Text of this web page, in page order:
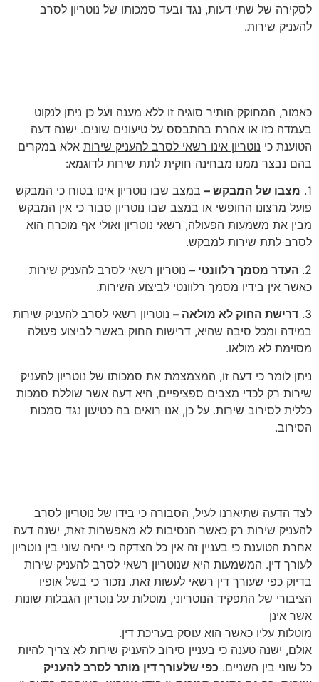
לסקירה של שתי דעות, נגד ובעד סמכותו של נוטריון לסרב
להעניק שירות.
כאמור, המחוקק הותיר סוגיה זו ללא מענה ועל כן ניתן לנקוט
בעמדה כזו או אחרת בהתבסס על טיעונים שונים. ישנה דעה
הטוענת כי נוטריון אינו רשאי לסרב להעניק שירות אלא במקרים
בהם נבצר ממנו מבחינה חוקית לתת שירות לדוגמא:
1. מצבו של המבקש – במצב שבו נוטריון אינו בטוח כי המבקש
פועל מרצונו החופשי או במצב שבו נוטריון סבור כי אין המבקש
מבין את משמעות הפעולה, רשאי נוטריון ואולי אף מוכרח הוא
לסרב לתת שירות למבקש.
2. העדר מסמך רלוונטי – נוטריון רשאי לסרב להעניק שירות
כאשר אין בידיו מסמך רלוונטי לביצוע השירות.
3. דרישת החוק לא מולאה – נוטריון רשאי לסרב להעניק שירות
במידה ומכל סיבה שהיא, דרישות החוק באשר לביצוע פעולה
מסוימת לא מולאו.
ניתן לומר כי דעה זו, המצמצמת את סמכותו של נוטריון להעניק
שירות רק לכדי מצבים ספציפיים, היא דעה אשר שוללת סמכות
כללית לסירוב שירות. על כן, אנו רואים בה כטיעון נגד סמכות
הסירוב.
לצד הדעה שתיארנו לעיל, הסבורה כי בידו של נוטריון לסרב
להעניק שירות רק כאשר הנסיבות לא מאפשרות זאת, ישנה דעה
אחרת הטוענת כי בעניין זה אין כל הצדקה כי יהיה שוני בין נוטריון
לעורך דין. המשמעות היא שנוטריון רשאי לסרב להעניק שירות
בדיוק כפי שעורך דין רשאי לעשות זאת. נזכור כי בשל אופיו
הציבורי של התפקיד הנוטריוני, מוטלות על נוטריון הגבלות שונות
אשר אינן
מוטלות עליו כאשר הוא עוסק בעריכת דין.
אולם, ישנה טענה כי בעניין סירוב להעניק שירות לא צריך להיות
כל שוני בין השניים. כפי שלעורך דין מותר לסרב להעניק